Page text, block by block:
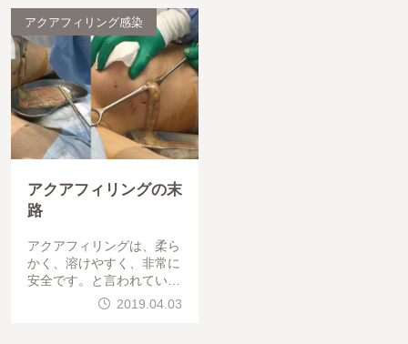
アクアフィリング感染
アクアフィリングの末
路
アクアフィリングは、柔ら
かく、溶けやすく、非常に
安全です。と言われていま
したが、以前御紹介したよ
2019.04.03